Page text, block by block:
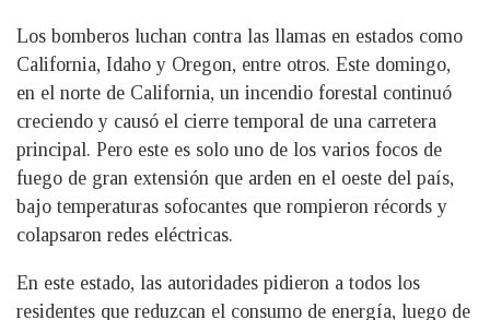
Los bomberos luchan contra las llamas en estados como
California, Idaho y Oregon, entre otros. Este domingo,
en el norte de California, un incendio forestal continuó
creciendo y causó el cierre temporal de una carretera
principal. Pero este es solo uno de los varios focos de
fuego de gran extensión que arden en el oeste del país,
bajo temperaturas sofocantes que rompieron récords y
colapsaron redes eléctricas.
En este estado, las autoridades pidieron a todos los
residentes que reduzcan el consumo de energía, luego de